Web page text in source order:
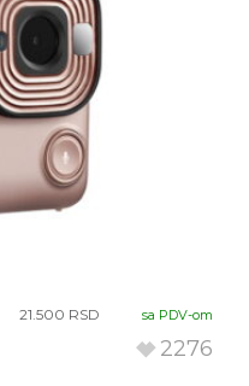
21.500 RSD sa PDV-om
2276